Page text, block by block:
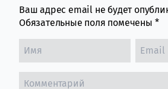
Ваш адрес email не будет
Обязательные поля помечены *